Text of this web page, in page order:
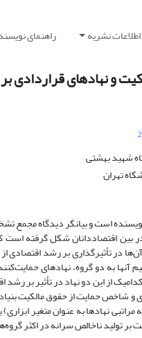
اطلاعات نشریه راهنمای
و نهادهای قراردادی
2
شهید بهشتی
تهران
است و بیانگر دیدگاه
بین اقتصاددانان شکل گرفته
در تأثیرگذاری بر رشد اقتصادی
آنها به دو گروه، نهادهای
از این دو نهاد در تأثیر بر
و شاخص حمایت از حقوق مالکیت
مراتبی نهادها به عنوان متغیر
تولید ناخالص سرانه در اکثر